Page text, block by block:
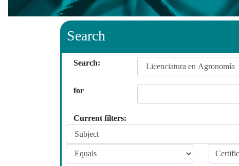
Search
Search:
for
Current filters: